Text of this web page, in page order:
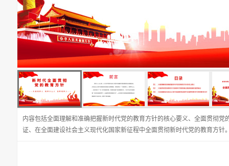
内容包括全面理解和准确把握新时代党的教育方针的核心要义、全面贯彻
证、在全面建设社会主义现代化国家新征程中全面贯彻新时代党的教育方针